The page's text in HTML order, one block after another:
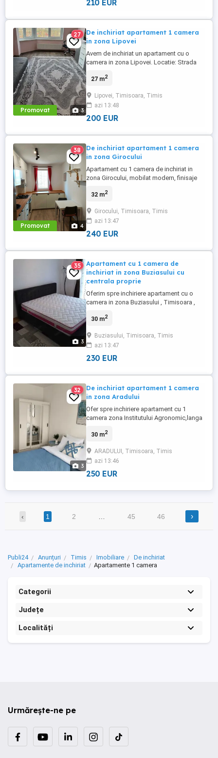
210 EUR
Promovat 3
27
De inchiriat apartament 1 camera
in zona Lipovei
Avem de inchiriat un apartament cu o
camera in zona Lipovei. Locatie: Strada
Mobilat si utilat complet. Disponibilitate
de telefon.
27 m2
Lipovei, Timisoara, Timis
azi 13:48
200 EUR
Promovat 4
38
De inchiriat apartament 1 camera
in zona Girocului
Apartament cu 1 camera de inchiriat in
zona Girocului, mobilat modern, finisaje
toate facilitatile.
32 m2
Girocului, Timisoara, Timis
azi 13:47
240 EUR
3
35
Apartament cu 1 camera de
inchiriat in zona Buziasului cu
centrala proprie
Oferim spre inchiriere apartament cu o
camera in zona Buziasului , Timisoara ,
renovat ! Suprafata apartamentului este
30 m2
Buziasului, Timisoara, Timis
azi 13:47
230 EUR
3
32
De inchiriat apartament 1 camera
in zona Aradului
Ofer spre inchiriere apartament cu 1
camera zona Institutului Agronomic,langa
zona foarte buna si cu acces rapid la
diverse magazine ori restaurante.Pentru
detalii,astept un apel la nr de tel din anunt!
30 m2
ARADULUI, Timisoara, Timis
azi 13:46
250 EUR
‹ 1 2 45 46 ›
Publi24 Anunțuri Timis Imobiliare
De inchiriat
Apartamente de inchiriat
Apartamente 1 camera
Categorii
Județe
Localități
Urmărește-ne pe